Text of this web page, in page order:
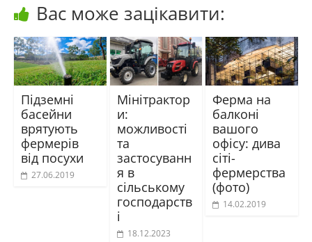
Вас може зацікавити:
Підземні
басейни
врятують
фермерів
від посухи
27.06.2019
Мінітрактор
и:
можливості
та
застосуванн
я в
сільському
господарств
і
18.12.2023
Ферма на
балконі
вашого
офісу: дива
сіті-
фермерства
(фото)
14.02.2019